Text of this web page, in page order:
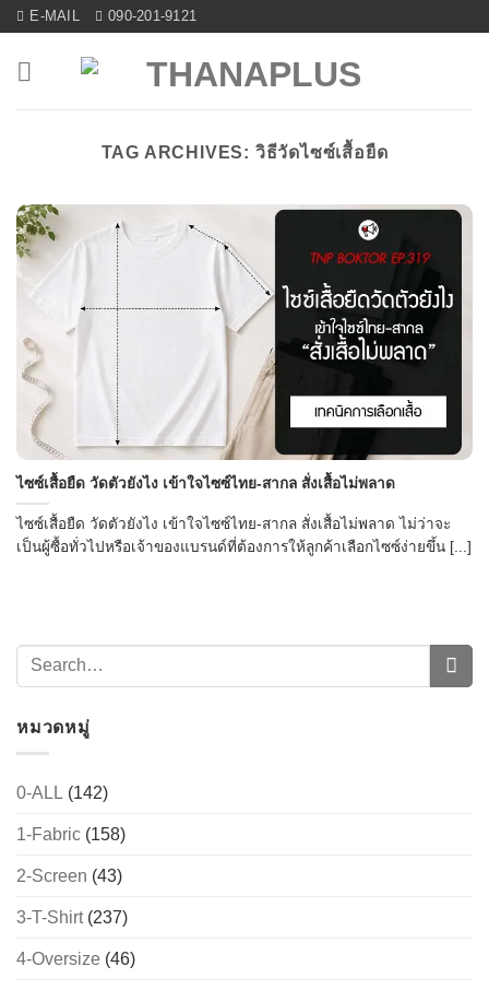
Skip
content
E-MAIL 090-201-9121
TAG ARCHIVES: วิธีวัดไซซ์เสื้อยืด
ไซซ์เสื้อยืด วัดตัวยังไง เข้าใจไซซ์ไทย-สากล สั่งเสื้อไม่พลาด
ไซซ์เสื้อยืด วัดตัวยังไง เข้าใจไซซ์ไทย-สากล สั่งเสื้อไม่พลาด ไม่ว่าจะ
เป็นผู้ซื้อทั่วไปหรือเจ้าของแบรนด์ที่ต้องการให้ลูกค้าเลือกไซซ์ง่ายขึ้น [...]
หมวดหมู่
0-ALL (142)
1-Fabric (158)
2-Screen (43)
3-T-Shirt(237)
4-Oversize (46)